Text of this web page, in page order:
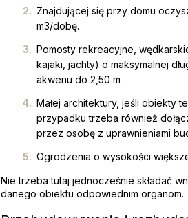
Znajdującej się przy domu
m3/dobę.
Pomosty rekreacyjne,
kajaki, jachty) o maksymalnej
akwenu do 2,50 m
Małej architektury, jeśli obiekty
przypadku trzeba również
przez osobę z uprawnieniami
Ogrodzenia o wysokości
Nie trzeba tutaj jednocześnie składać
danego obiektu odpowiednim organom.